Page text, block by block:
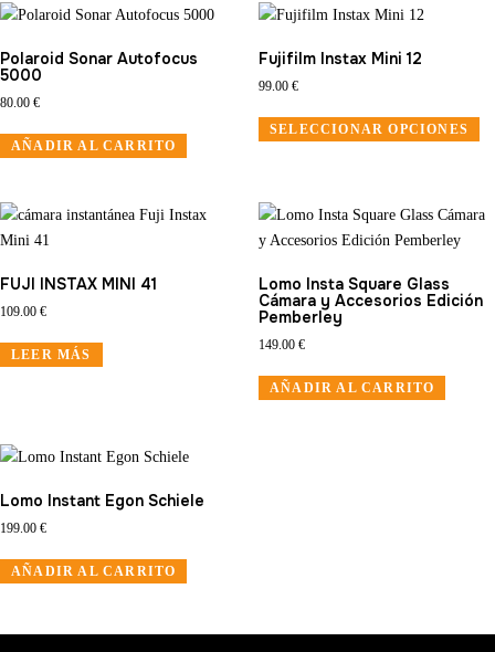
Polaroid Sonar Autofocus
5000
80.00 €
AÑADIR AL CARRITO
Fujifilm Instax Mini 12
99.00 €
SELECCIONAR OPCIONES
FUJI INSTAX MINI 41
109.00 €
LEER MÁS
Lomo Insta Square Glass
Cámara y Accesorios Edición
Pemberley
149.00 €
AÑADIR AL CARRITO
Lomo Instant Egon Schiele
199.00 €
AÑADIR AL CARRITO